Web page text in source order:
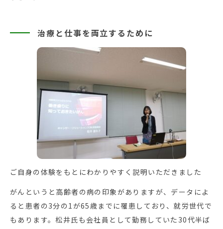
治療と仕事を両立するために
ご自身の体験をもとにわかりやすく説明いただきました
がんというと高齢者の病の印象がありますが、データによ
ると患者の3分の1が65歳までに罹患しており、就労世代で
もあります。松井氏も会社員として勤務していた30代半ば